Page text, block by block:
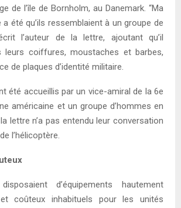
de l’île de Bornholm, au Danemark. “Ma
été qu’ils ressemblaient à un groupe de
l’auteur de la lettre, ajoutant qu’il
leurs coiffures, moustaches et barbes,
de plaques d’identité militaire.
été accueillis par un vice-amiral de la 6e
américaine et un groupe d’hommes en
lettre n’a pas entendu leur conversation
l’hélicoptère.
d’équipements hautement
coûteux inhabituels pour les unités